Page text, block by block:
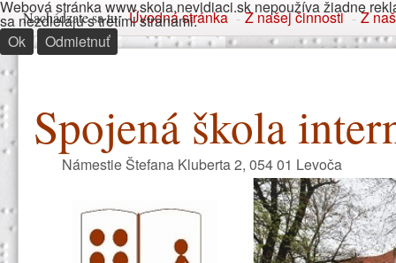
Nachádzate sa tu
Nachádzate sa tu:Úvodná stránka - Z našej činnosti - Z
Spojená škola
Námestie Štefana Kluberta 2, 054 01 Levoča
Webová stránka www.skola.nevidiaci.sk nepoužíva žiadne
sa nezdielajú s tretími stranami.
Ok
Odmietnuť